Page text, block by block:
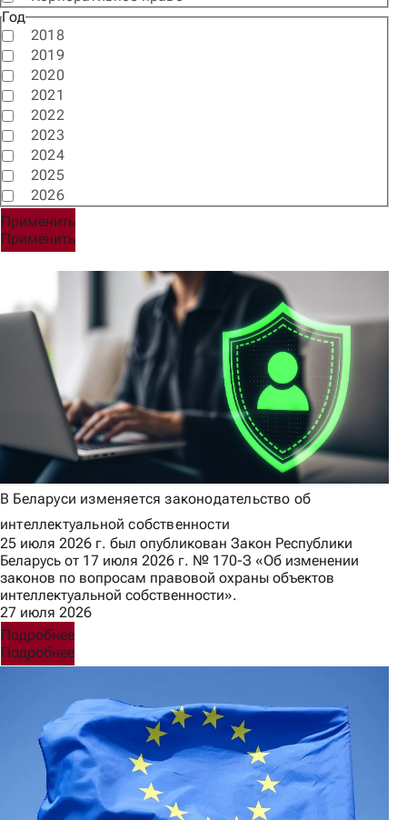
Год
2018
2019
2020
2021
2022
2023
2024
2025
2026
Применить
Применить
В Беларуси изменяется законодательство об
интеллектуальной собственности
25 июля 2026 г. был опубликован Закон Республики
Беларусь от 17 июля 2026 г. № 170-З «Об изменении
законов по вопросам правовой охраны объектов
интеллектуальной собственности».
27 июля 2026
Подробнее
Подробнее